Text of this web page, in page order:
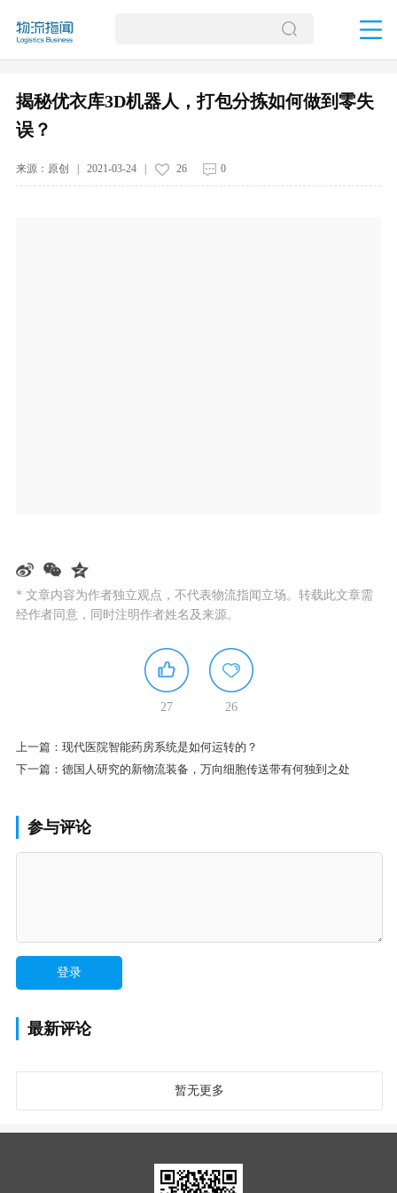
揭秘优衣库3D机器人，打包分拣如何做到零失
误？
来源： 原创 2021-03-24| 26 0
* 文章内容为作者独立观点，不代表物流指闻立场。转载此文章需
经作者同意，同时注明作者姓名及来源。
27 26
上一篇： 现代医院智能药房系统是如何运转的？
下一篇： 德国人研究的新物流装备，万向细胞传送带有何独到之处
参与评论
最新评论
暂无更多